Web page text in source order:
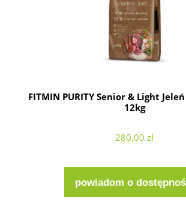
FITMIN PURITY Senior & Light
12kg
280,00 zł
powiadom o